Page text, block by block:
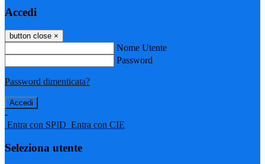
Accedi
button close ×
Nome Utente
Password
Password dimenticata?
-
Entra con SPID Entra con CIE
Seleziona utente